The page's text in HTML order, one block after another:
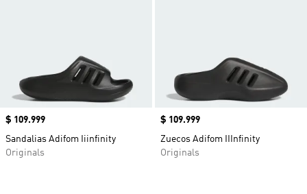
Precio
$ 109.999
Sandalias Adifom Iiinfinity
Originals
Precio
$ 109.999
Zuecos Adifom IIInfinity
Originals